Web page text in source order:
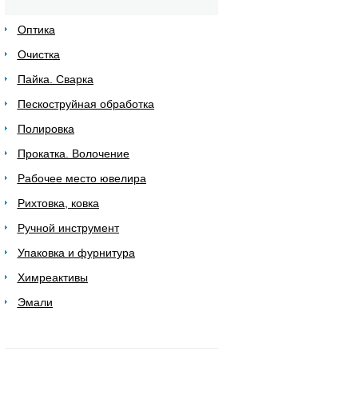
Оптика
Очистка
Пайка. Сварка
Пескоструйная обработка
Полировка
Прокатка. Волочение
Рабочее место ювелира
Рихтовка, ковка
Ручной инструмент
Упаковка и фурнитура
Химреактивы
Эмали